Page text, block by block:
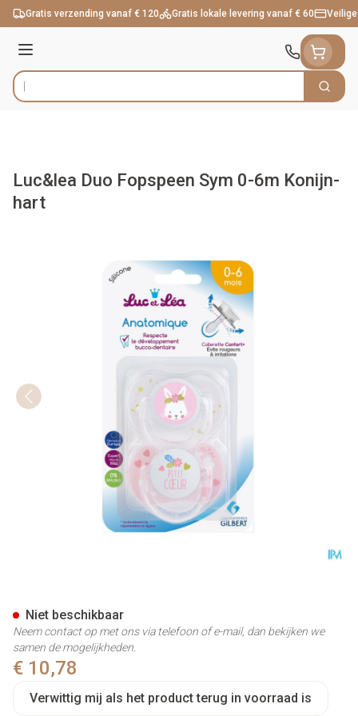
Ga naar de inhoud
Gratis verzending vanaf € 120 Gratis lokale levering vanaf € 60
Menu
Product, merk, categorie... Zoek
Luc&lea Duo Fopspeen Sym 0-6m Konijn-
hart
€ 10,78
Verwittig mij als het product terug in voorraad is
Niet beschikbaar
Neem contact op met ons via telefoon of e-mail, dan bekijken we
samen de mogelijkheden.